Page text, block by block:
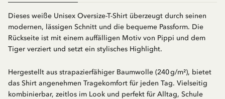
Dieses weiße Unisex Oversize-T-Shirt überzeugt durch seinen
modernen, lässigen Schnitt und die bequeme Passform. Die
Rückseite ist mit einem auffälligen Motiv von Pippi und dem
Tiger verziert und setzt ein stylisches Highlight.
Hergestellt aus strapazierfähiger Baumwolle (240 g/m²), bietet
das Shirt angenehmen Tragekomfort für jeden Tag. Vielseitig
kombinierbar, zeitlos im Look und perfekt für Alltag, Schule